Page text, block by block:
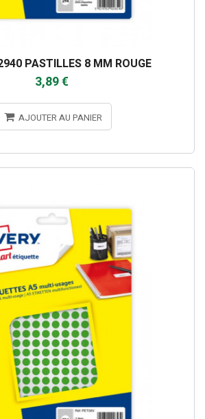
PASTILLES 8 MM ROUGE
3,89 €
AJOUTER AU PANIER